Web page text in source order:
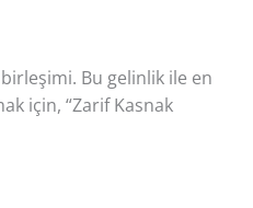
Bu gelinlik ile en
için, “Zarif Kasnak